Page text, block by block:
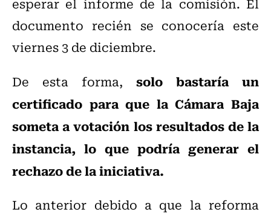
documento recién se conocería este
viernes 3 de diciembre.
De esta forma, solo bastaría un
certificado para que la Cámara Baja
someta a votación los resultados de la
instancia, lo que podría generar el
rechazo de la iniciativa.
Lo anterior debido a que la reforma